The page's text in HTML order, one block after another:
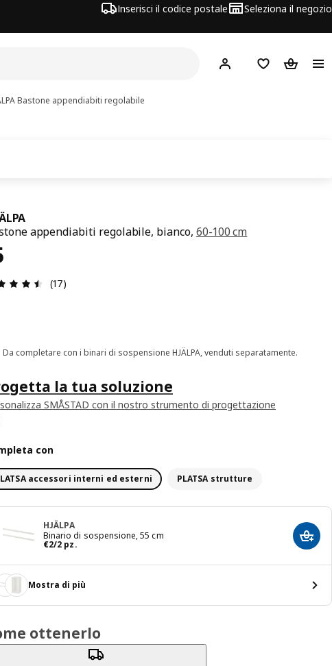
Inserisci il codice postale Seleziona il negozio
Hej! AccediLista deiCarrello
Bastone appendiabiti regolabile
appendiabiti regolabile, bianco, 60-100 cm
€ 5
Recensione: 4.5 di 5 stelle. Recensioni totali: 17
(17)
Da completare con i binari di sospensione HJÄLPA, venduti separatamente.
la tua soluzione
SMÅSTAD con il nostro strumento di progettazione
con
accessori interni ed esterni PLATSA strutture
HJÄLPA
Binario di sospensione, 55 cm
€2/2 pz.
Prezzo € 2/2 pz.
Mostra di più
ottenerlo